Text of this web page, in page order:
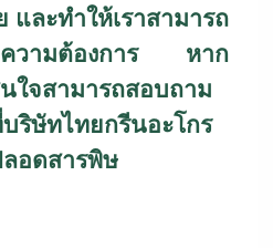
ละทำให้เราสามารถ
ความต้องการ หาก
ใจสามารถสอบถาม
ริษัทไทยกรีนอะโกร
อดสารพิษ